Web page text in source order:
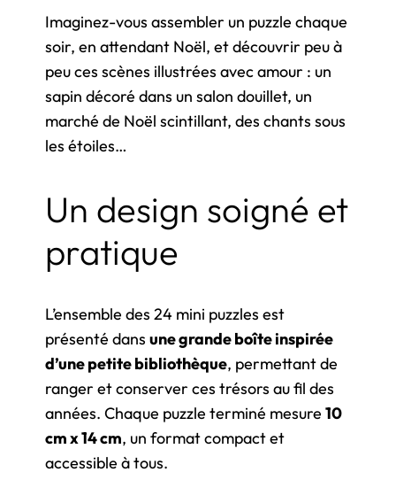
Imaginez-vous assembler un puzzle chaque
soir, en attendant Noël, et découvrir peu à
peu ces scènes illustrées avec amour : un
sapin décoré dans un salon douillet, un
marché de Noël scintillant, des chants sous
les étoiles…
Un design soigné et
pratique
L’ensemble des 24 mini puzzles est
présenté dans une grande boîte inspirée
d’une petite bibliothèque, permettant de
ranger et conserver ces trésors au fil des
années. Chaque puzzle terminé mesure 10
cm x 14 cm, un format compact et
accessible à tous.